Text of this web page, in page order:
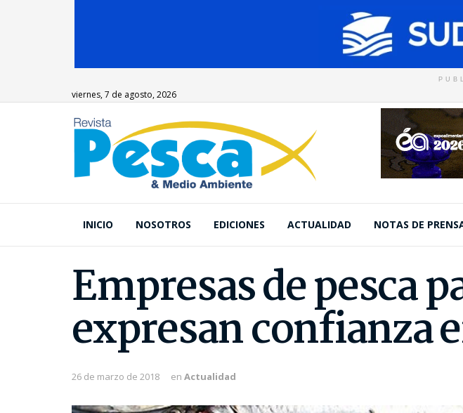
viernes, 7 de agosto, 2026
INICIO NOSOTROS EDICIONES ACTUALIDAD NOTAS DE
Empresas de pesca
expresan confianza
26 de marzo de 2018 en Actualidad